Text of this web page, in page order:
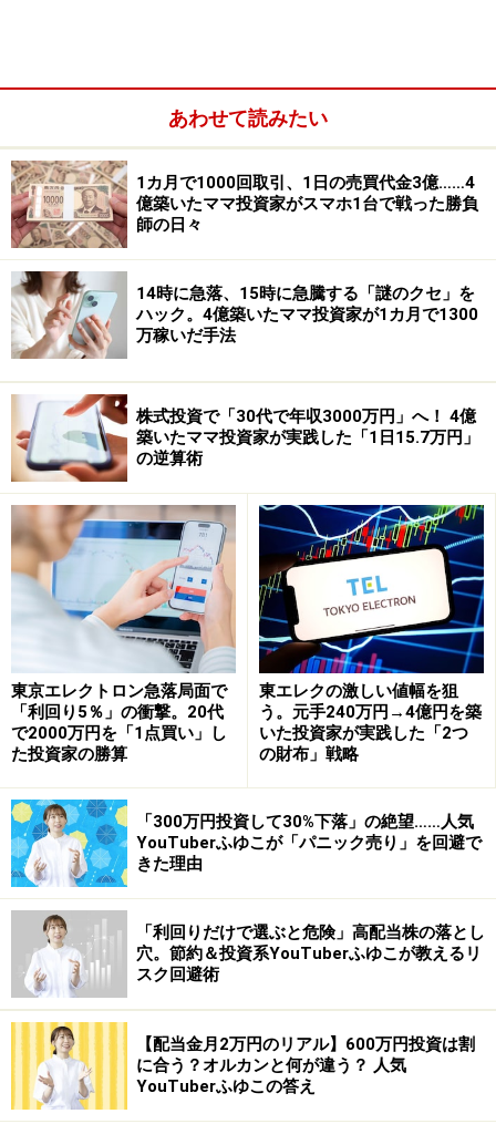
ということがほとんどないのでオススメです。
ティッシュやトイレットペーパーなどの紙製品
は昨今、値上がり傾向にありますから、優待で
もらえるのはうれしいです。日本製紙は5月1日
出荷分より価格改訂を行っており、今後優待品
が縮小されてしまうのか、このままの規模が継
続されるのか注目しています。（酒井富士子）
2. ライオン
「トップ」（洗濯洗剤）、「クリニカ」（ハミガキ
粉）、「キレイキレイ」（ハンドソープ）、台所用洗剤
のCHARMYシリーズ、「冷えピタ」など、身近な製品で
知られるライオン株式会社＜4912＞。株主優待では、口
腔ケア製品を中心に人気商品を詰め合わせで受け取れま
す。
優待の必要株数：100株以上（継続して1年以上の保有）
最低購入金額：約15万9350円（2025年5月16日終値時
点）
権利確定月：12月末
詰め合わせ
2025年例
・OCH-TUNEハミガキ FAST（ブルーリフレッシュミン
ト）
・OCH-TUNEハミガキ SLOW（ハーバルリラックスミン
ト）
・OCH-TUNEハブラシ FAST
・OCH-TUNEハブラシ SLOW
など詰め合わせ
※詳細の優待条件は公式Webサイトをご確認ください
あわせて読みたい
1カ月で1000回取引、1日の売買代金3億……4
億築いたママ投資家がスマホ1台で戦った勝負
師の日々
14時に急落、15時に急騰する「謎のクセ」を
ハック。4億築いたママ投資家が1カ月で1300
万稼いだ手法
株式投資で「30代で年収3000万円」へ！ 4億
築いたママ投資家が実践した「1日15.7万円」
の逆算術
東京エレクトロン急落局面で
「利回り5％」の衝撃。20代
で2000万円を「1点買い」し
た投資家の勝算
東エレクの激しい値幅を狙
う。元手240万円→4億円を築
いた投資家が実践した「2つ
の財布」戦略
「300万円投資して30%下落」の絶望……人気
YouTuberふゆこが「パニック売り」を回避で
きた理由
「利回りだけで選ぶと危険」高配当株の落とし
穴。節約＆投資系YouTuberふゆこが教えるリ
スク回避術
【配当金月2万円のリアル】600万円投資は割
に合う？オルカンと何が違う？ 人気
YouTuberふゆこの答え